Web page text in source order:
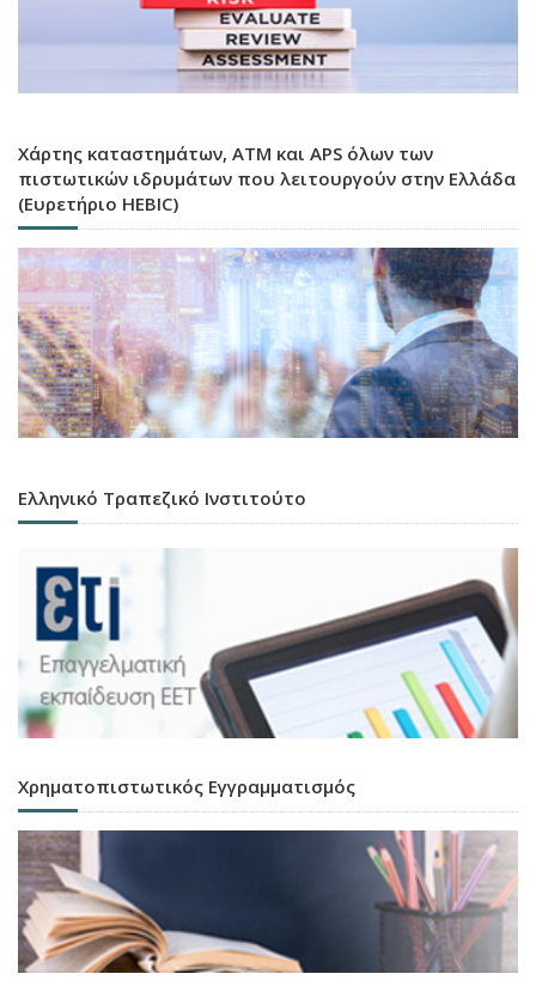
Χάρτης καταστημάτων, ATM και APS όλων των
πιστωτικών ιδρυμάτων που λειτουργούν στην Ελλάδα
(Ευρετήριο HEBIC)
Ελληνικό Τραπεζικό Ινστιτούτο
Χρηματοπιστωτικός Εγγραμματισμός